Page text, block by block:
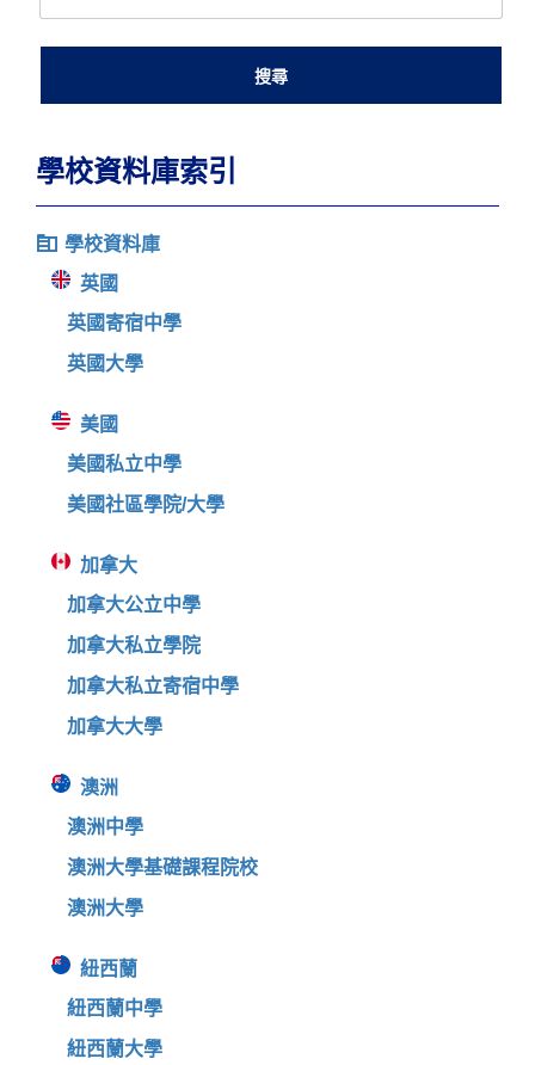
學校資料庫索引
學校資料庫
英國
英國寄宿中學
英國大學
美國
美國私立中學
美國社區學院/大學
加拿大
加拿大公立中學
加拿大私立學院
加拿大私立寄宿中學
加拿大大學
澳洲
澳洲中學
澳洲大學基礎課程院校
澳洲大學
紐西蘭
紐西蘭中學
紐西蘭大學